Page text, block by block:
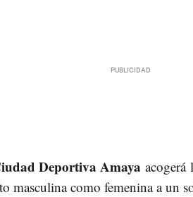
Deportiva Amaya acogerá
masculina como femenina a un